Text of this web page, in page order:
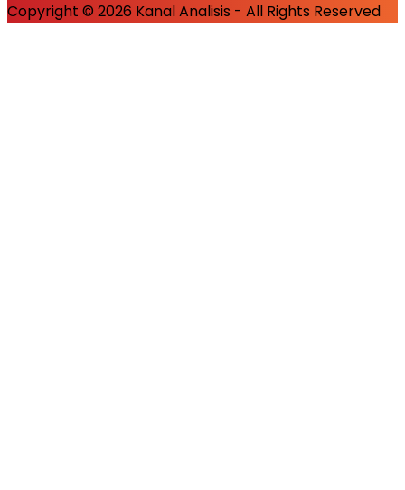
Copyright © 2026 Kanal Analisis - All Rights Reserved